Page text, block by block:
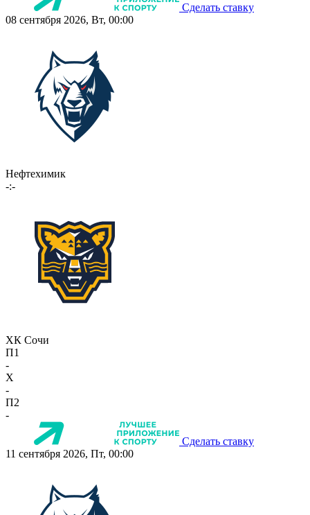
Сделать ставку
08 сентября 2026, Вт, 00:00
Нефтехимик
-:-
ХК Сочи
П1
-
X
-
П2
-
Сделать ставку
11 сентября 2026, Пт, 00:00